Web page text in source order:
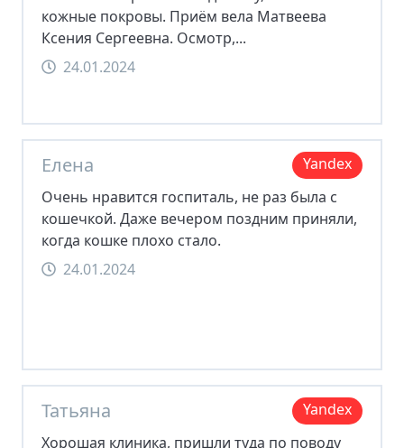
кожные покровы. Приём вела Матвеева
Ксения Сергеевна. Осмотр,...
24.01.2024
Елена
Yandex
Очень нравится госпиталь, не раз была с
кошечкой. Даже вечером поздним приняли,
когда кошке плохо стало.
24.01.2024
Татьяна
Yandex
Хорошая клиника, пришли туда по поводу